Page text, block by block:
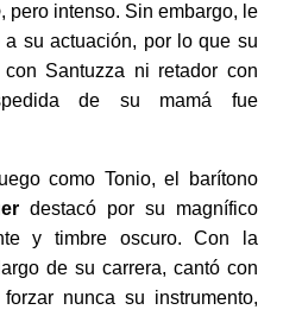
, pero intenso. Sin embargo, le
su actuación, por lo que su
Santuzza ni retador con
de su mamá fue
como Tonio, el barítono
destacó por su magnífico
y timbre oscuro. Con la
de su carrera, cantó con
nunca su instrumento,